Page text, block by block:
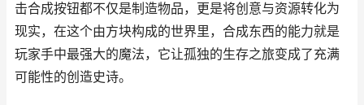
击合成按钮都不仅是制造物品，更是将创意与资源转化为
现实，在这个由方块构成的世界里，合成东西的能力就是
玩家手中最强大的魔法，它让孤独的生存之旅变成了充满
可能性的创造史诗。